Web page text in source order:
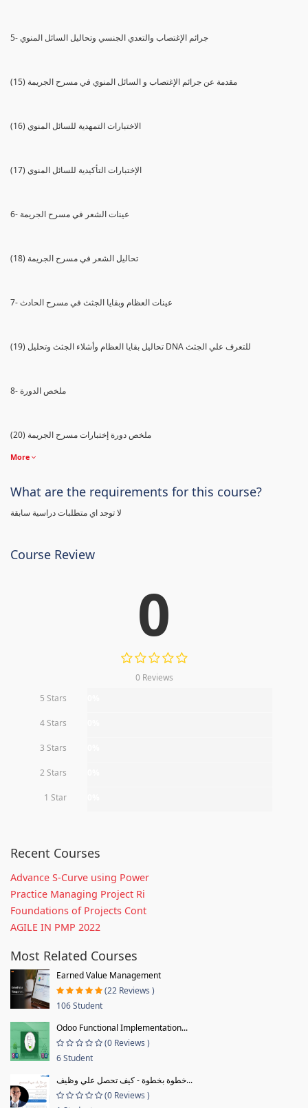
5- جرائم الإغتصاب والتعدي الجنسي وتحاليل السائل المنوي
(15) مقدمة عن جرائم الإغتصاب و السائل المنوي في مسرح الجريمة
(16) الاختبارات التمهدية للسائل المنوي
(17) الإختبارات التأكيدية للسائل المنوي
6- عينات الشعر في مسرح الجريمة
(18) تحاليل الشعر في مسرح الجريمة
7- عينات العظام وبقايا الجثث في مسرح الحادث
(19) تحاليل بقايا العظام وأشلاء الجثث وتحليل DNA للتعرف علي الجثث
8- ملخص الدورة
(20) ملخص دورة إختبارات مسرح الجريمة
More
What are the requirements for this course?
لا توجد اي متطلبات دراسية سابقة
Course Review
0
0 Reviews
5 Stars
4 Stars
3 Stars
2 Stars
1 Star
Recent Courses
Advance S-Curve using Power
Practice Managing Project Ri
Foundations of Projects Cont
AGILE IN PMP 2022
Most Related Courses
Earned Value Management
(22 Reviews )
106 Student
Odoo Functional Implementation...
(0 Reviews )
6 Student
خطوة بخطوة - كيف تحصل علي وظيف...
(0 Reviews )